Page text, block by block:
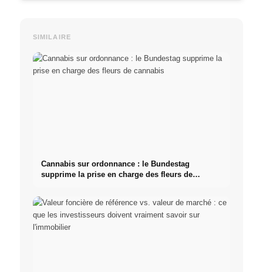
SIMILAIRE
Cannabis sur ordonnance : le Bundestag
supprime la prise en charge des fleurs de